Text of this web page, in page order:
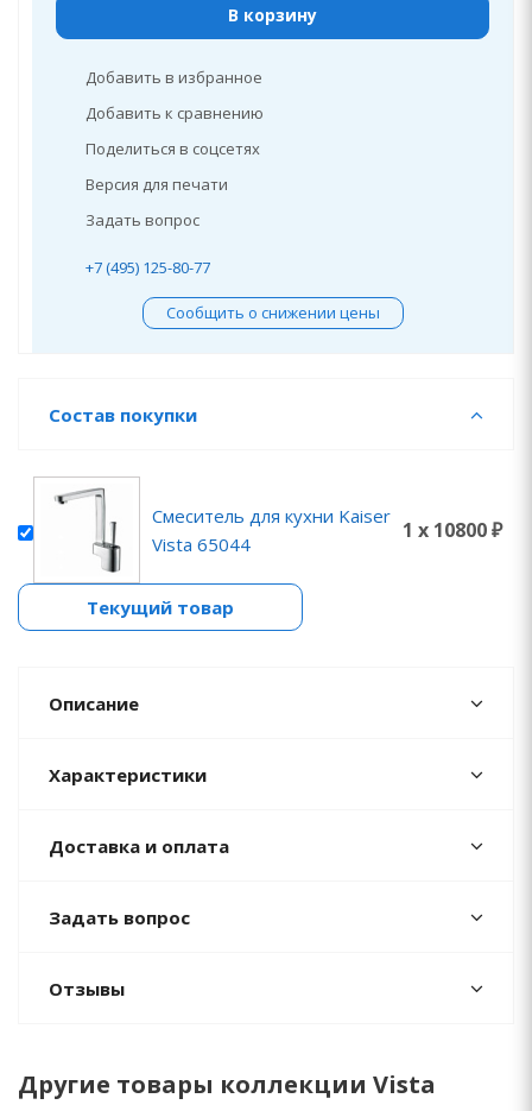
В корзину
Добавить в избранное
Добавить к сравнению
Поделиться в соцсетях
Версия для печати
Задать вопрос
+7 (495) 125-80-77
Сообщить о снижении цены
Состав покупки
Смеситель для кухни Kaiser
Vista 65044
1 x 10800 ₽
Текущий товар
Описание
Характеристики
Доставка и оплата
Задать вопрос
Отзывы
Другие товары коллекции Vista